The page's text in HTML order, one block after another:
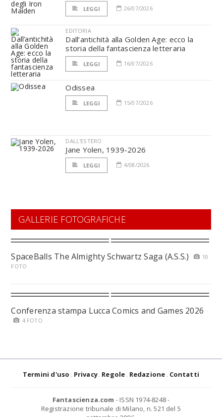
LEGGI 26/07/2026
EDITORIA
Dall’antichità alla Golden Age: ecco la
storia della fantascienza letteraria
LEGGI 16/07/2026
Odissea
LEGGI 15/07/2026
DALL'ESTERO
Jane Yolen, 1939-2026
LEGGI 4/08/2026
GALLERIE FOTOGRAFICHE
SpaceBalls The Almighty Schwartz Saga (A.S.S.)
10
FOTO
Conferenza stampa Lucca Comics and Games 2026
4 FOTO
Termini d'uso Privacy Regole Redazione Contatti
Fantascienza.com - ISSN 1974-8248 -
Registrazione tribunale di Milano, n. 521 del 5